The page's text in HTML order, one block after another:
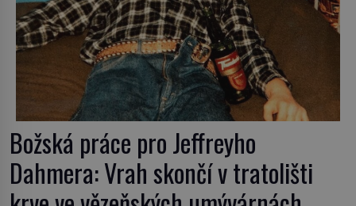
Božská práce pro Jeffreyho
Dahmera: Vrah skončí v tratolišti